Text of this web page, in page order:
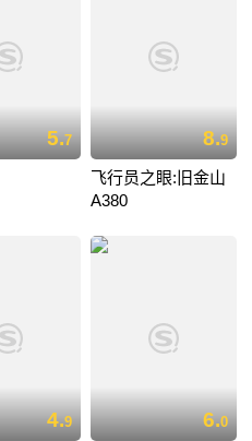
5.7 8.9
飞行员之眼:旧金山
A380
4.9 6.0